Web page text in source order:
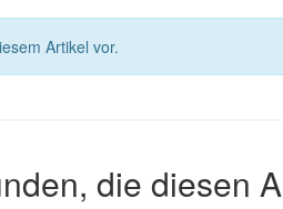
Artikel vor.
die diesen